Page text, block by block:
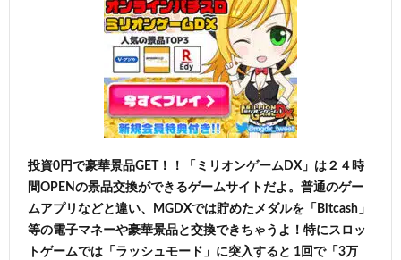
投資0円で豪華景品GET！！「ミリオンゲームDX」は２４時
間OPENの景品交換ができるゲームサイトだよ。普通のゲー
ムアプリなどと違い、MGDXでは貯めたメダルを「Bitcash」
等の電子マネーや豪華景品と交換できちゃうよ！特にスロッ
トゲームでは「ラッシュモード」に突入すると 1回で「3万